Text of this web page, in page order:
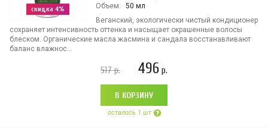
скидка 4%
Объем:
50 мл
Веганский, экологически чистый кондиционер
сохраняет интенсивность оттенка и насыщает окрашенные волосы
блеском. Органические масла жасмина и сандала восстанавливают
баланс влажнос...
517р. 496 р.
В КОРЗИНУ
осталось 1 шт